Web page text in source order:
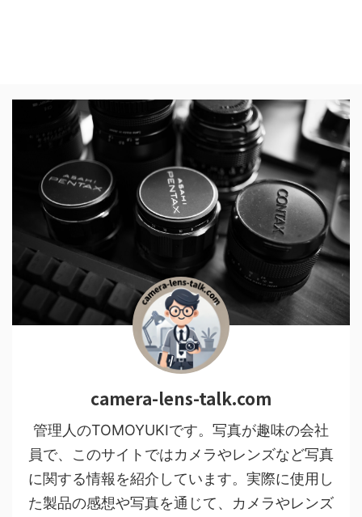
camera-lens-talk.com
管理人のTOMOYUKIです。写真が趣味の会社
員で、このサイトではカメラやレンズなど写真
に関する情報を紹介しています。実際に使用し
た製品の感想や写真を通じて、カメラやレンズ